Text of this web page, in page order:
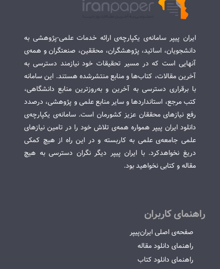
ایران پیپر سامانه‌ی یکپارچه‌ی ارائه خدمات علمی-پژوهشی به
دانشجویان، اساتید، پژوهشگران، محققین، صنعتگران و همه‌ی
آنهایی است که در مسیر تحقیقات خود نیازمند دسترسی به
آخرین مقالات، کتاب‌ها و منابع منتشرشده هستند. این سامانه
با برقراری دسترسی به آخرین و به‌روزترین منابع دانشگاهی،
کتب مرجع، استانداردها و سایر منابع علمی و پژوهشی، درصدد
رفع نیازهای محققان عزیز کشورمان است. سامانه‌ی یکپارچه‌ی
دانلود ایران پیپر همواره همه‌ی تلاش خود را در تامین نیازهای
علمی جامعه‌ی علمی به کاربسته و در این راه از هیچ کمکی
دریغ نخواهدکرد. با ایران پیپر دیگر نگران دسترسی به هیچ
مقاله و کتابی نخواهید بود.
راهنمای کاربران
صفحه‌ی اصلی ایران‌پیپر
راهنمای دانلود مقاله
راهنمای دانلود کتاب